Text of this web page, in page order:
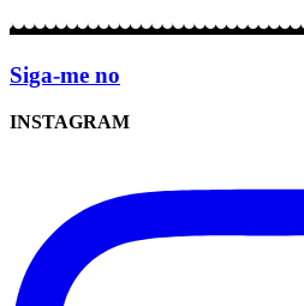
Siga-me no
INSTAGRAM